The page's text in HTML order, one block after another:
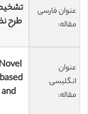
عنوان فارسی
مقاله:
طرح
عنوان
انگلیسی
مقاله: